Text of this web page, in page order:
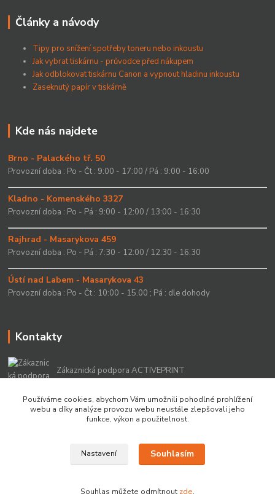
Články a návody
Tipy pro snížení spotřeby toneru nebo inkoustu
Jak vybrat tiskárnu - průvodce před nákupem
Jak odblokovat tiskárnu Canon a vypnout hladinu inkoustu
Zaseknutý papír v tiskárně
Kde nás najdete
Brno - Palackého tř. 50
Provozní doba : Po - Čt : 9:00 - 17:00 / Pá : 9:00 - 16:00
Kladno - Komenského 3327
Provozní doba : Po - Pá : 9:00 - 12:00 / 13:00 - 16:30
Rajhrad - Masarykova 459
Provozní doba : Po - Pá : 7:30 - 12:00 / 12:30 - 16:30
Ústí nad Labem - Masarykova 43
Provozní doba : Po - Čt : 10:00 - 15.00 ; Pá : dle dohody
Kontakty
Zákaznická podpora ACTIVEPRINT
+420 549 213 756
info@activeprint.cz
Copyright 2022 © ActivePrint s.r.o.
Používáme cookies, abychom Vám umožnili pohodlné prohlížení
webu a díky analýze provozu webu neustále zlepšovali jeho
funkce, výkon a použitelnost.
Nastavení Souhlasím
Souhlas můžete odmítnout zde.